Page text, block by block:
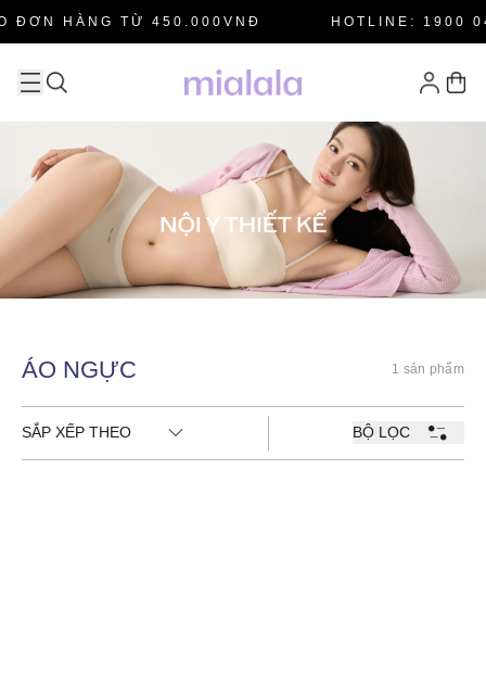
ĐƠN HÀNG TỪ 450.000VNĐ HOTLINE: 1900
ÁO NGỰC 1 sản phẩm
SẮP XẾP THEO BỘ LỌC